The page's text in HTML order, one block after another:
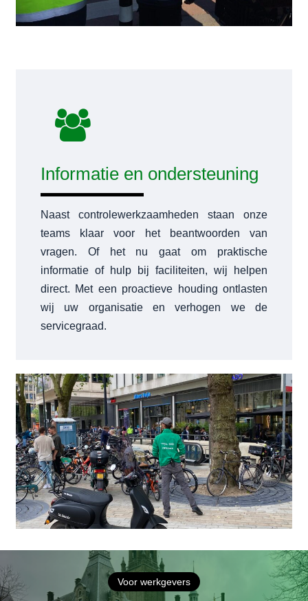
Informatie en ondersteuning
Naast controlewerkzaamheden staan onze
teams klaar voor het beantwoorden van
vragen. Of het nu gaat om praktische
informatie of hulp bij faciliteiten, wij helpen
direct. Met een proactieve houding ontlasten
wij uw organisatie en verhogen we de
servicegraad.
Voor werkgevers